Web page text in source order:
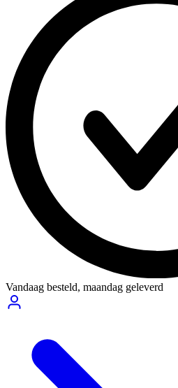
Vandaag besteld, maandag geleverd